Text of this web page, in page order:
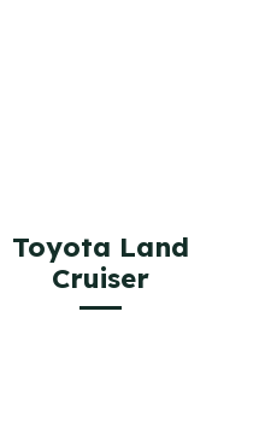
Toyota Land
Cruiser